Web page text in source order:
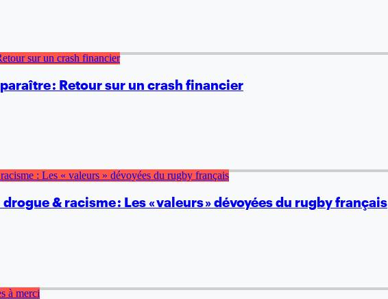
: Retour sur un crash financier
& racisme : Les « valeurs » dévoyées du rugby français